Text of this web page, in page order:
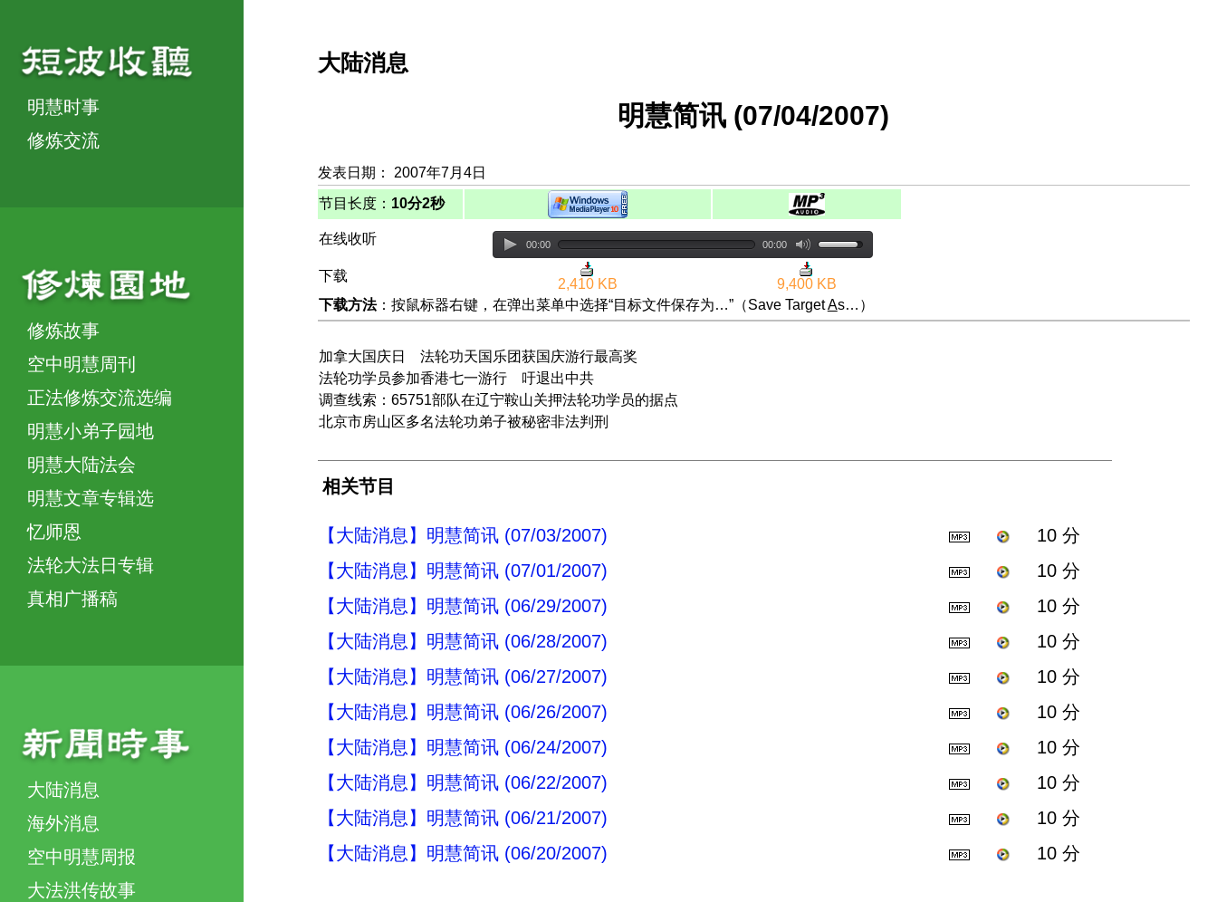
明慧时事
修炼交流
修炼故事
空中明慧周刊
正法修炼交流选编
明慧小弟子园地
明慧大陆法会
明慧文章专辑选
忆师恩
法轮大法日专辑
真相广播稿
大陆消息
海外消息
空中明慧周报
大法洪传故事
大陆消息
明慧简讯 (07/04/2007)
发表日期： 2007年7月4日
节目长度： 10分2秒
在线收听 00:00 00:00
下载
2,410 KB
9,400 KB
下载方法：按鼠标器右键，在弹出菜单中选择“目标文件保存为…”（Save TargetAs…）
加拿大国庆日 法轮功天国乐团获国庆游行最高奖
法轮功学员参加香港七一游行 吁退出中共
调查线索：65751部队在辽宁鞍山关押法轮功学员的据点
北京市房山区多名法轮功弟子被秘密非法判刑
相关节目
【大陆消息】明慧简讯 (07/03/2007)
10 分
【大陆消息】明慧简讯 (07/01/2007)
10 分
【大陆消息】明慧简讯 (06/29/2007)
10 分
【大陆消息】明慧简讯 (06/28/2007)
10 分
【大陆消息】明慧简讯 (06/27/2007)
10 分
【大陆消息】明慧简讯 (06/26/2007)
10 分
【大陆消息】明慧简讯 (06/24/2007)
10 分
【大陆消息】明慧简讯 (06/22/2007)
10 分
【大陆消息】明慧简讯 (06/21/2007)
10 分
【大陆消息】明慧简讯 (06/20/2007)
10 分